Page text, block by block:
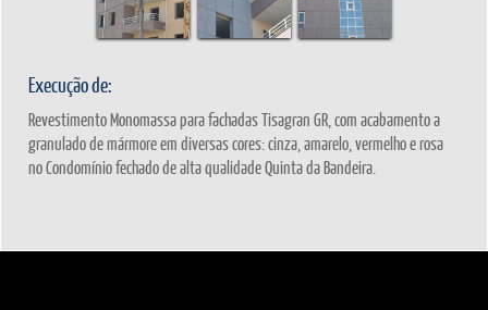
Execução de:
Revestimento Monomassa para fachadas Tisagran GR, com acabamento a
granulado de mármore em diversas cores: cinza, amarelo, vermelho e rosa
no Condomínio fechado de alta qualidade Quinta da Bandeira.